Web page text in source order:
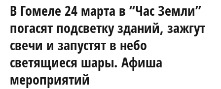
В Гомеле 24 марта в “Час Земли”
погасят подсветку зданий, зажгут
свечи и запустят в небо
светящиеся шары. Афиша
мероприятий